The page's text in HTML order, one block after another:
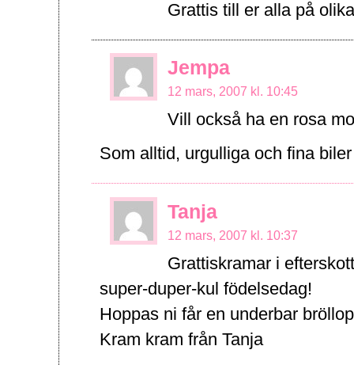
Grattis till er alla på
Jempa
12 mars, 2007 kl. 10:45
Vill också ha en rosa
Som alltid, urgulliga och fina
Tanja
12 mars, 2007 kl. 10:37
Grattiskramar i
super-duper-kul födelsedag!
Hoppas ni får en underbar
Kram kram från Tanja